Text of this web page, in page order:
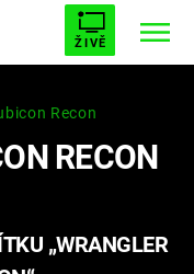
ŽIVĚ
UPÍRŮ
5
Recon
RECON
„WRANGLER